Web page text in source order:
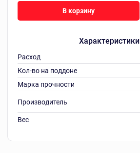
Характеристики
Расход
Кол-во на поддоне
Марка прочности
Производитель
Вес
В корзину